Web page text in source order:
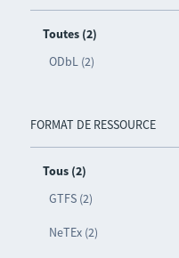
Toutes (2)
ODbL (2)
FORMAT DE RESSOURCE
Tous (2)
GTFS (2)
NeTEx (2)